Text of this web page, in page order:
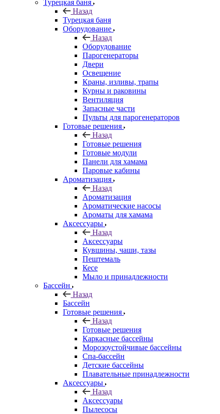
Турецкая баня
Назад
Турецкая баня
Оборудование
Назад
Оборудование
Парогенераторы
Двери
Освещение
Краны, изливы, трапы
Курны и раковины
Вентиляция
Запасные части
Пульты для парогенераторов
Готовые решения
Назад
Готовые решения
Готовые модули
Панели для хамама
Паровые кабины
Ароматизация
Назад
Ароматизация
Ароматические насосы
Ароматы для хамама
Аксессуары
Назад
Аксессуары
Кувшины, чаши, тазы
Пештемаль
Кесе
Мыло и принадлежности
Бассейн
Назад
Бассейн
Готовые решения
Назад
Готовые решения
Каркасные бассейны
Морозоустойчивые бассейны
Спа-бассейн
Детские бассейны
Плавательные принадлежности
Аксессуары
Назад
Аксессуары
Пылесосы